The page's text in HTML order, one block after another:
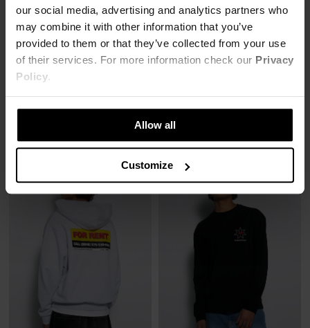
our social media, advertising and analytics partners who
may combine it with other information that you’ve
provided to them or that they’ve collected from your use
of their services. For more information check our Privacy
Policy.
Allow all
Customize
55,00 zł
139,00 zł -60%
Najniższa cena z 30 dni przed obniżką
149,00 zł -60%
Najniższa cena z 30 dni przed obniżką